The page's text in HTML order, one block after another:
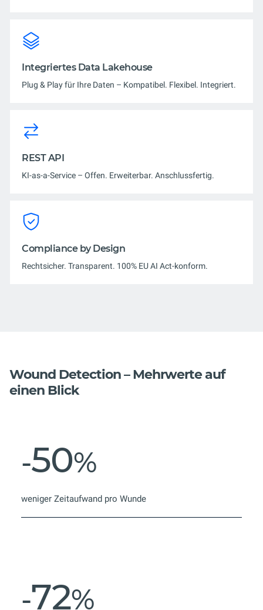
Integriertes Data Lakehouse
Plug & Play für Ihre Daten – Kompatibel. Flexibel. Integriert.
REST API
KI-as-a-Service – Offen. Erweiterbar. Anschlussfertig.
Compliance by Design
Rechtsicher. Transparent. 100% EU AI Act-konform.
Wound Detection – Mehrwerte auf
einen Blick
-50%
weniger Zeitaufwand pro Wunde
-72%